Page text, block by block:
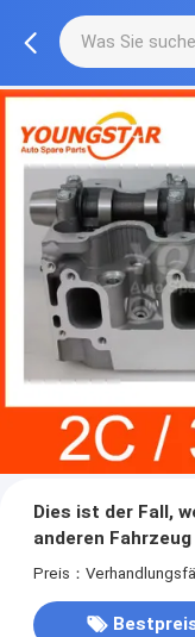
Dies ist der Fall,
anderen
unterliegt.
Preis：